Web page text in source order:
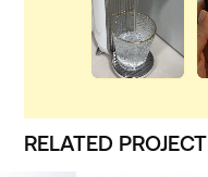
RELATED PROJECT